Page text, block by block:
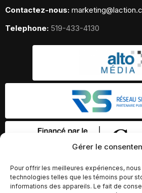
Gérer le
Pour offrir les meilleures expériences,
technologies telles que les témoins pour
informations des appareils. Le fait de
Contactez-nous:
Telephone: 519-433-4130